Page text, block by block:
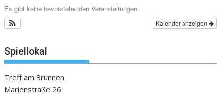
Es gibt keine bevorstehenden Veranstaltungen.
Kalender anzeigen
Spiellokal
Treff am Brunnen
Marienstraße 26